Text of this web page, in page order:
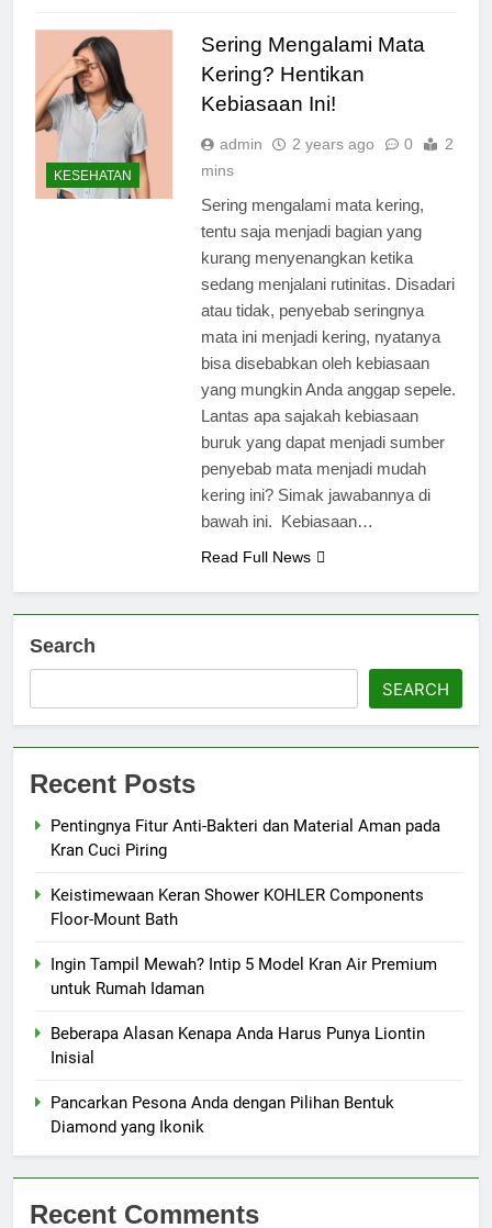
KESEHATAN
Sering Mengalami Mata
Kering? Hentikan
Kebiasaan Ini!
admin 2 years ago 0
2
mins
Sering mengalami mata kering,
tentu saja menjadi bagian yang
kurang menyenangkan ketika
sedang menjalani rutinitas. Disadari
atau tidak, penyebab seringnya
mata ini menjadi kering, nyatanya
bisa disebabkan oleh kebiasaan
yang mungkin Anda anggap sepele.
Lantas apa sajakah kebiasaan
buruk yang dapat menjadi sumber
penyebab mata menjadi mudah
kering ini? Simak jawabannya di
bawah ini. Kebiasaan…
Read Full News
Search
SEARCH
Recent Posts
Pentingnya Fitur Anti-Bakteri dan Material Aman pada
Kran Cuci Piring
Keistimewaan Keran Shower KOHLER Components
Floor-Mount Bath
Ingin Tampil Mewah? Intip 5 Model Kran Air Premium
untuk Rumah Idaman
Beberapa Alasan Kenapa Anda Harus Punya Liontin
Inisial
Pancarkan Pesona Anda dengan Pilihan Bentuk
Diamond yang Ikonik
Recent Comments